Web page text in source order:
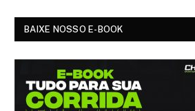
BAIXE NOSSO E-BOOK